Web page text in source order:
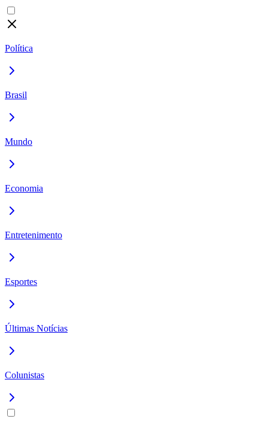
Política
Brasil
Mundo
Economia
Entretenimento
Esportes
Últimas Notícias
Colunistas